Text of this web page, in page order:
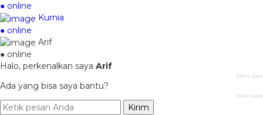
● online
Kurnia
● online
Arif
● online
Halo, perkenalkan saya Arif
baru saja
Ada yang bisa saya bantu?
baru saja
Kirim